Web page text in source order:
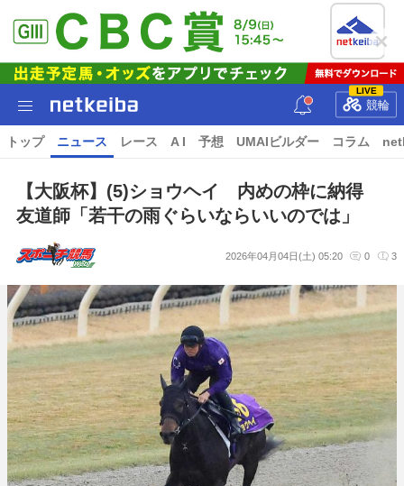
LIVE
競輪
トップ ニュース レース A I 予想 UMAIビルダー コラム
【大阪杯】(5)ショウヘイ 内めの枠に納得
友道師「若干の雨ぐらいならいいのでは」
2026年04月04日(土) 05:20 0 3